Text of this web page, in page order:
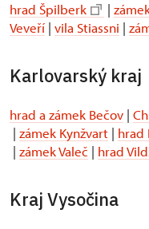
hrad Špilberk |
Veveří | vila Stiassni |
Karlovarský kraj
hrad a zámek Bečov |
| zámek Kynžvart | hrad
| zámek Valeč | hrad
Kraj Vysočina